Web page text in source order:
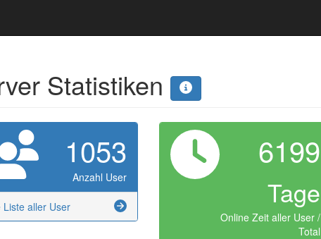
Statistiken
1053
Anzahl User
Liste aller User
6199
Tage
Online Zeit aller User /
Total